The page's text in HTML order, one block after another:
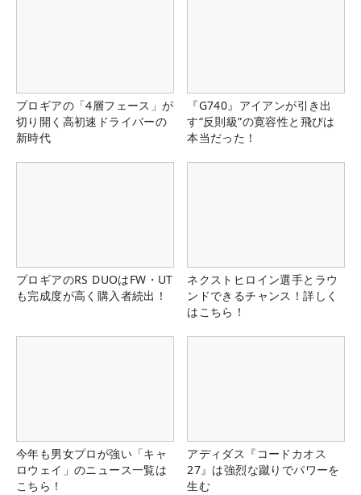
プロギアの「4層フェース」が
切り開く高初速ドライバーの
新時代
『G740』アイアンが引き出
す“反則級”の寛容性と飛びは
本当だった！
プロギアのRS DUOはFW・UT
も完成度が高く購入者続出！
ネクストヒロイン選手とラウ
ンドできるチャンス！詳しく
はこちら！
今年も男女プロが強い「キャ
ロウェイ」のニュース一覧は
こちら！
アディダス『コードカオス
27』は強烈な蹴りでパワーを
生む